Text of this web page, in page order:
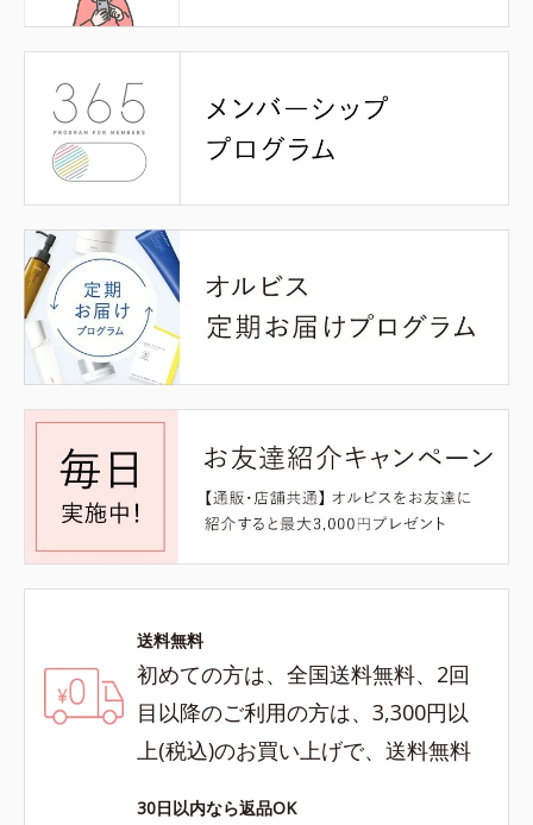
送料無料
初めての方は、全国送料無料、2回
目以降のご利用の方は、3,300円以
上(税込)のお買い上げで、送料無料
30日以内なら返品OK